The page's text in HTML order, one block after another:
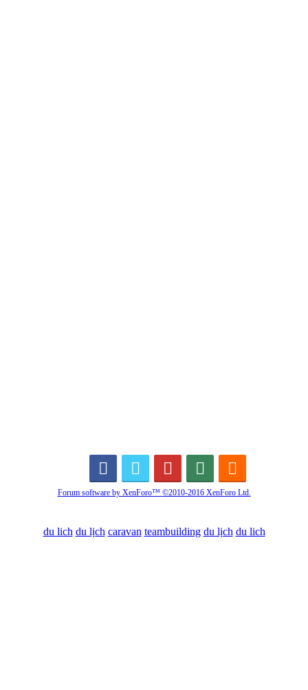
Forum software by XenForo™ ©2010-2016 XenForo Ltd.
du lich du lịch caravan teambuilding du lịch du lich